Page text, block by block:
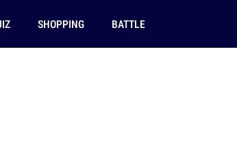
SHOPPING BATTLE